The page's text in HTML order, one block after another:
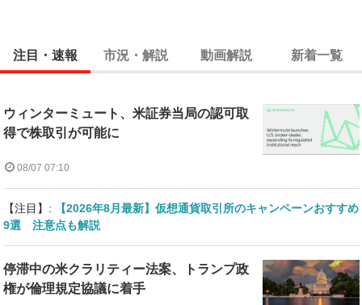
注目・速報 市況・解説 動画解説 新着一覧
ウィンターミュート、米証券当局の認可取
得で株取引が可能に
08/07 07:10
【注目】:
【2026年8月最新】仮想通貨取引所のキャンペーンおすすめ
9選 注意点も解説
停滞中の米クラリティー法案、トランプ政
権が倫理規定協議に着手